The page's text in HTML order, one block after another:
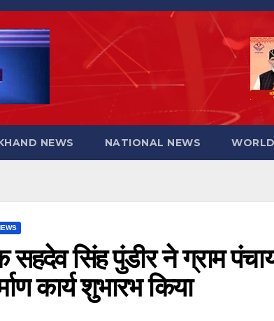
NEWS NATIONAL NEWS
सहदेव सिंह पुंडीर ने ग्राम
कार्य शुभारभ किया